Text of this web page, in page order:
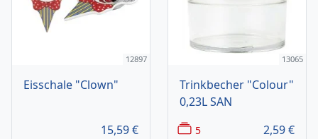
12897
Eisschale "Clown"
15,59€
13065
Trinkbecher "Colour"
0,23L SAN
5 2,59€